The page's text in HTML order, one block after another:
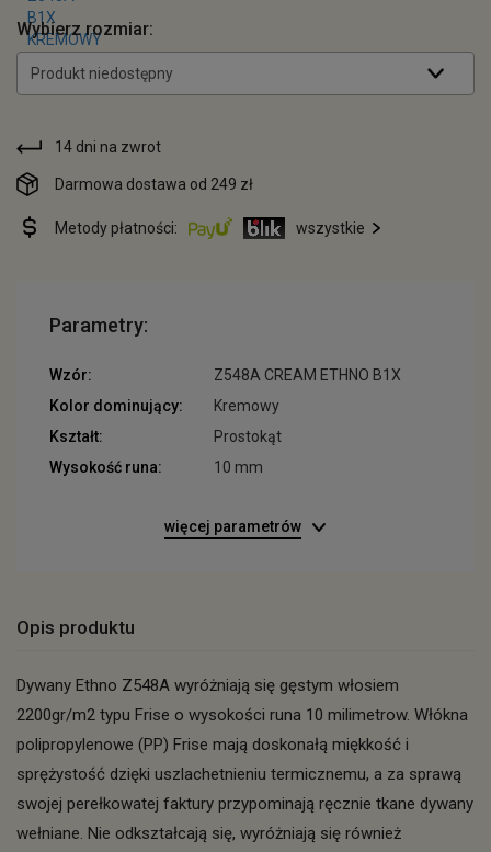
Wybierz rozmiar:
Produkt niedostępny
14 dni na zwrot
Darmowa dostawa od 249 zł
Metody płatności: wszystkie
Parametry:
Wzór:
Z548A CREAM ETHNO B1X
Kolor dominujący:
Kremowy
Kształt:
Prostokąt
Wysokość runa:
10 mm
więcej parametrów
Opis produktu
Dywany Ethno Z548A wyróżniają się gęstym włosiem
2200gr/m2 typu Frise o wysokości runa 10 milimetrow. Włókna
polipropylenowe (PP) Frise mają doskonałą miękkość i
sprężystość dzięki uszlachetnieniu termicznemu, a za sprawą
swojej perełkowatej faktury przypominają ręcznie tkane dywany
wełniane. Nie odkształcają się, wyróżniają się również